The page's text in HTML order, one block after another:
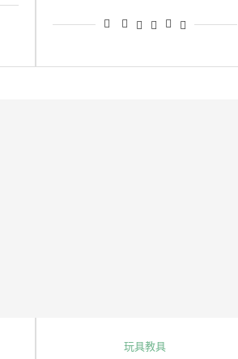
玩具教具